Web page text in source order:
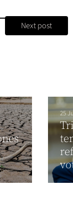
Next post
25